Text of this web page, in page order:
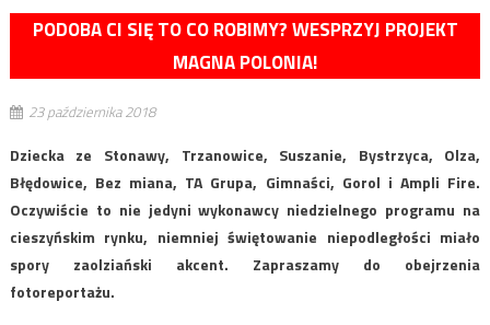
PODOBA CI SIĘ TO CO ROBIMY? WESPRZYJ PROJEKT
MAGNA POLONIA!
23 października 2018
Dziecka ze Stonawy, Trzanowice, Suszanie, Bystrzyca, Olza,
Błędowice, Bez miana, TA Grupa, Gimnaści, Gorol i Ampli Fire.
Oczywiście to nie jedyni wykonawcy niedzielnego programu na
cieszyńskim rynku, niemniej świętowanie niepodległości miało
spory zaolziański akcent. Zapraszamy do obejrzenia
fotoreportażu.